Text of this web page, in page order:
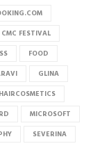
CMC FESTIVAL
FOOD
GLINA
MICROSOFT
SEVERINA